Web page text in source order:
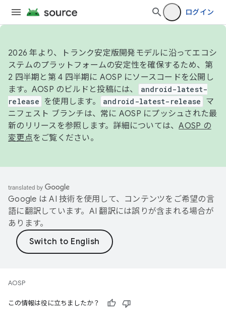
ログイン
2026 年より、トランク安定版開発モデルに沿ってエコシ
ステムのプラットフォームの安定性を確保するため、第
2 四半期と第 4 四半期に AOSP にソースコードを公開し
ます。AOSP のビルドと投稿には、
android-latest-
release
を使用します。 android-latest-release
マ
ニフェスト ブランチは、常に AOSP にプッシュされた最
新のリリースを参照します。詳細については、AOSP の
変更点をご覧ください。
Google は AI 技術を使用して、コンテンツをご希望の言
語に翻訳しています。AI 翻訳には誤りが含まれる場合が
あります。
AOSP
この情報は役に立ちましたか？